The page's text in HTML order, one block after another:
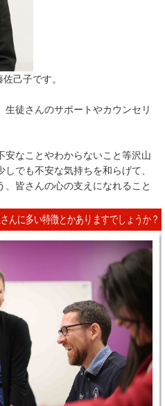
己子です。
徒さんのサポートやカウンセリ
安なことやわからないこと等沢山
でも不安な気持ちを和らげて、
、皆さんの心の支えになれること
んに多い特徴とかありますでしょうか？